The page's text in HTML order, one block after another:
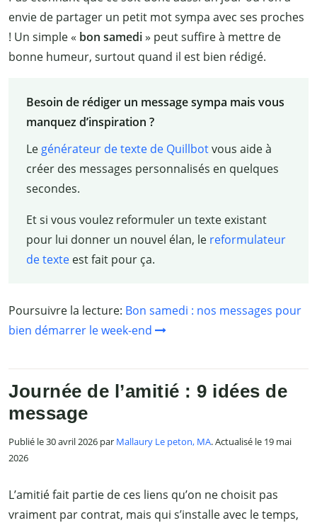
envie de partager un petit mot sympa avec ses proches
! Un simple « bon samedi» peut suffire à mettre de
bonne humeur, surtout quand il est bien rédigé.
Besoin de rédiger un message sympa mais vous
manquez d’inspiration ?
Legénérateur de texte de Quillbotvous aide à
créer des messages personnalisés en quelques
secondes.
Et si vous voulez reformuler un texte existant
pour lui donner un nouvel élan, lereformulateur
de texteest fait pour ça.
Poursuivre la lecture: Bon samedi : nos messages pour
bien démarrer le week-end
Journée de l’amitié : 9 idées de
message
Publié le 30 avril 2026 par Mallaury Le peton, MA. Actualisé le 19 mai
2026
L’amitié fait partie de ces liens qu’on ne choisit pas
vraiment par contrat, mais qui s’installe avec le temps,